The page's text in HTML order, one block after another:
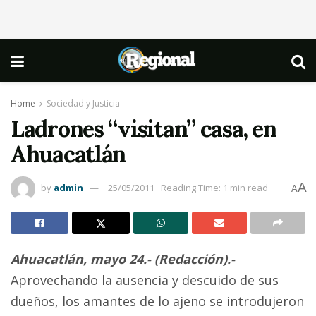
Home Sociedad y Justicia
Ladrones “visitan” casa, en
Ahuacatlán
by admin 25/05/2011 Reading Time: 1 min read AA
Ahuacatlán, mayo 24.- (Redacción).-
Aprovechando la ausencia y descuido de sus
dueños, los amantes de lo ajeno se introdujeron